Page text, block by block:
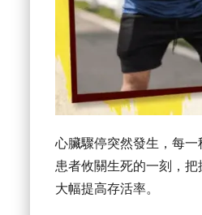
心臟驟停突然發生，每
患者攸關生死的一刻，
大幅提高存活率。